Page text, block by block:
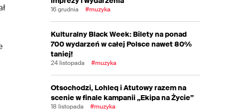
16 grudnia #muzyka
Kulturalny Black Week: Bilety na ponad
700 wydarzeń w całej Polsce nawet 80%
taniej!
24 listopada #muzyka
Otsochodzi, Lohleq i Atutowy razem na
scenie w finale kampanii „Ekipa na Życie”
18 listopada #muzyka